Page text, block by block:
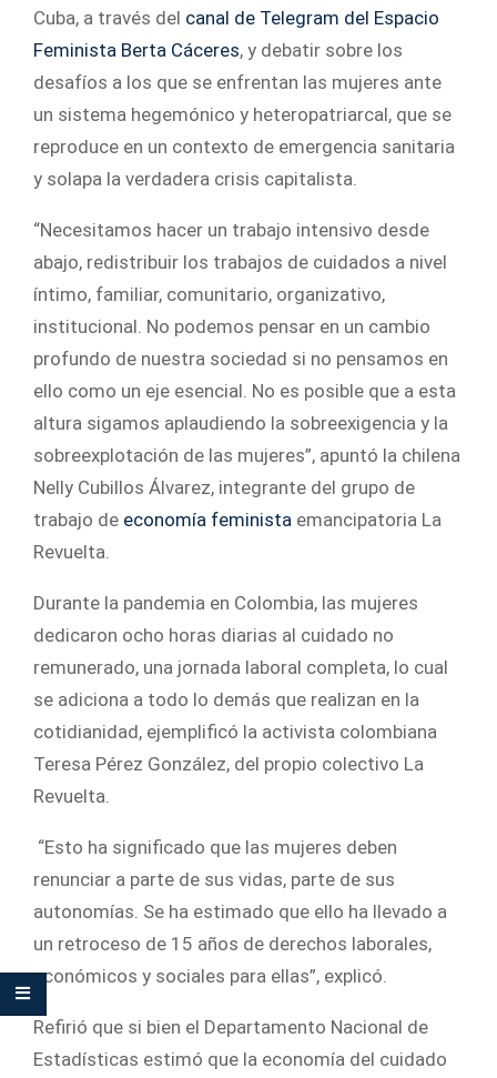
Cuba, a través del canal de Telegram del Espacio
Feminista Berta Cáceres, y debatir sobre los
desafíos a los que se enfrentan las mujeres ante
un sistema hegemónico y heteropatriarcal, que se
reproduce en un contexto de emergencia sanitaria
y solapa la verdadera crisis capitalista.
“Necesitamos hacer un trabajo intensivo desde
abajo, redistribuir los trabajos de cuidados a nivel
íntimo, familiar, comunitario, organizativo,
institucional. No podemos pensar en un cambio
profundo de nuestra sociedad si no pensamos en
ello como un eje esencial. No es posible que a esta
altura sigamos aplaudiendo la sobreexigencia y la
sobreexplotación de las mujeres”, apuntó la chilena
Nelly Cubillos Álvarez, integrante del grupo de
trabajo de economía feminista emancipatoria La
Revuelta.
Durante la pandemia en Colombia, las mujeres
dedicaron ocho horas diarias al cuidado no
remunerado, una jornada laboral completa, lo cual
se adiciona a todo lo demás que realizan en la
cotidianidad, ejemplificó la activista colombiana
Teresa Pérez González, del propio colectivo La
Revuelta.
“Esto ha significado que las mujeres deben
renunciar a parte de sus vidas, parte de sus
autonomías. Se ha estimado que ello ha llevado a
un retroceso de 15 años de derechos laborales,
económicos y sociales para ellas”, explicó.
Refirió que si bien el Departamento Nacional de
Estadísticas estimó que la economía del cuidado